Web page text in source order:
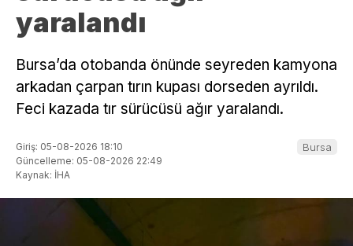
yaralandı
Bursa’da otobanda önünde seyreden kamyona
arkadan çarpan tırın kupası dorseden ayrıldı.
Feci kazada tır sürücüsü ağır yaralandı.
Giriş: 05-08-2026 18:10
Güncelleme: 05-08-2026 22:49
Kaynak: İHA
Bursa